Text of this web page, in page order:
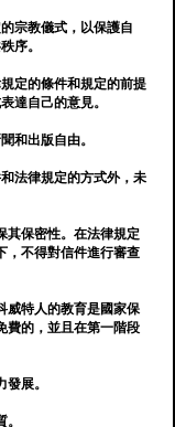
宗教儀式，以保護自
序。
定的條件和規定的前提
達自己的意見。
和出版自由。
法律規定的方式外，未
其保密性。在法律規定
，不得對信件進行審查
威特人的教育是國家保
費的，並且在第一階段
展。